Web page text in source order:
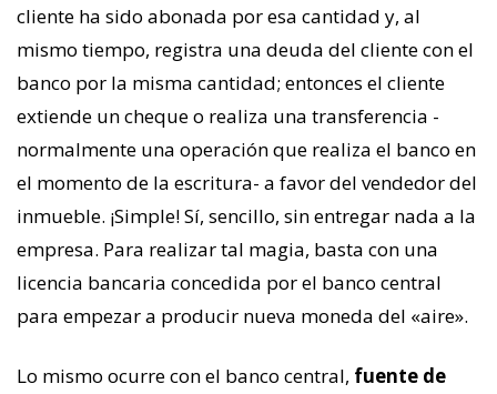
cliente ha sido abonada por esa cantidad y, al
mismo tiempo, registra una deuda del cliente con el
banco por la misma cantidad; entonces el cliente
extiende un cheque o realiza una transferencia -
normalmente una operación que realiza el banco en
el momento de la escritura- a favor del vendedor del
inmueble. ¡Simple! Sí, sencillo, sin entregar nada a la
empresa. Para realizar tal magia, basta con una
licencia bancaria concedida por el banco central
para empezar a producir nueva moneda del «aire».
Lo mismo ocurre con el banco central, fuente de